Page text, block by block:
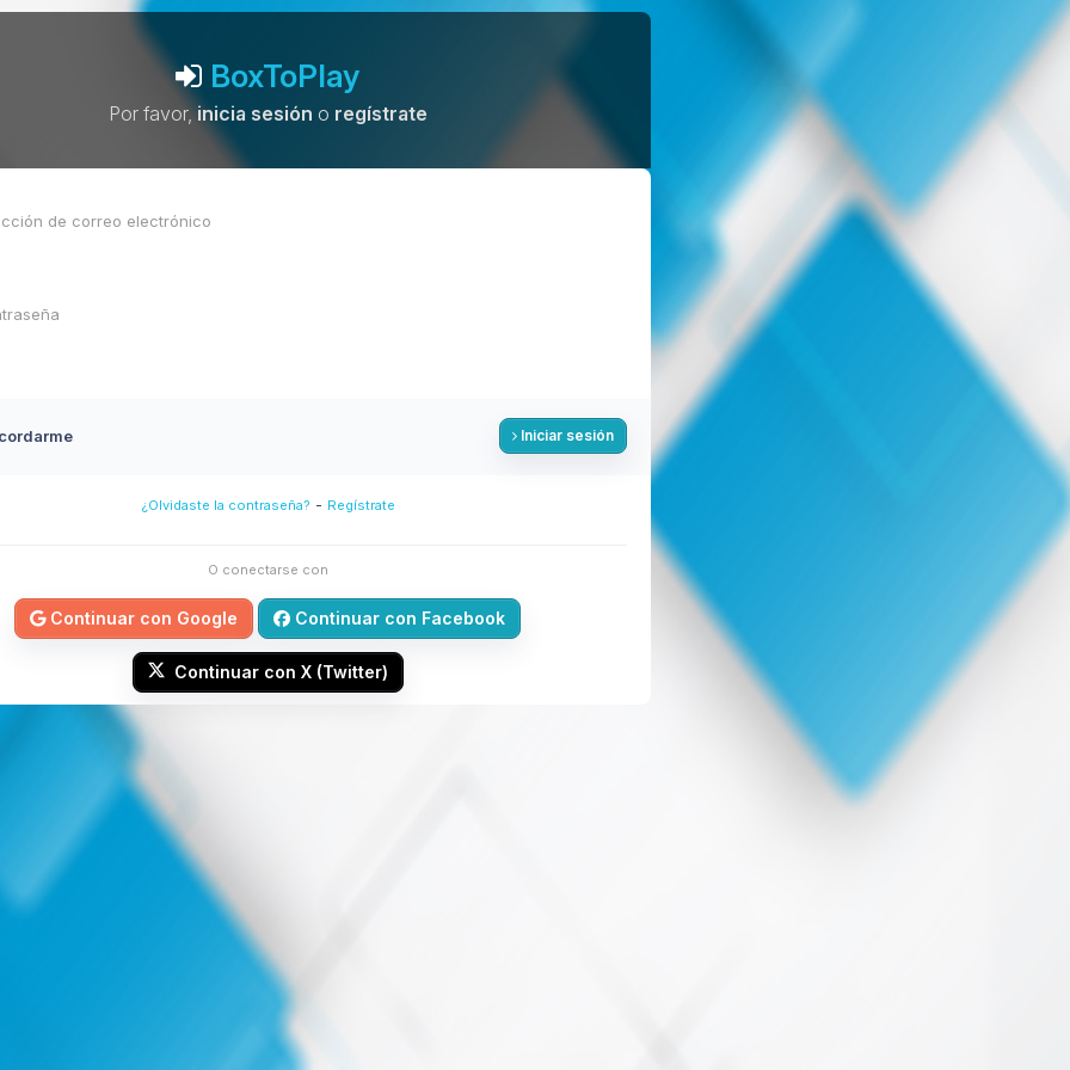
BoxToPlay
Por favor,inicia sesión o regístrate
Iniciar sesión
¿Olvidaste la contraseña? - Regístrate
O conectarse con
Continuar con Google Continuar con Facebook
Continuar con X (Twitter)